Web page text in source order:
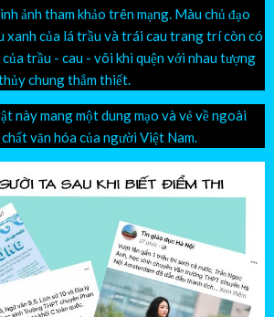
ảnh tham khảo trên mạng. Màu chủ đạo
xanh của lá trầu và trái cau trang trí còn có
của trầu - cau - vôi khi quện với nhau tượng
chung thắm thiết.
này mang một dung mạo và vẻ về ngoài
văn hóa của người Việt Nam.